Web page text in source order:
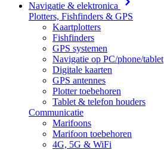
Navigatie & elektronica
Plotters, Fishfinders & GPS
Kaartplotters
Fishfinders
GPS systemen
Navigatie op PC/phone/tablet
Digitale kaarten
GPS antennes
Plotter toebehoren
Tablet & telefon houders
Communicatie
Marifoons
Marifoon toebehoren
4G, 5G & WiFi